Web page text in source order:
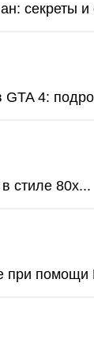
секреты и
4:
стиле 80х...
при помощи